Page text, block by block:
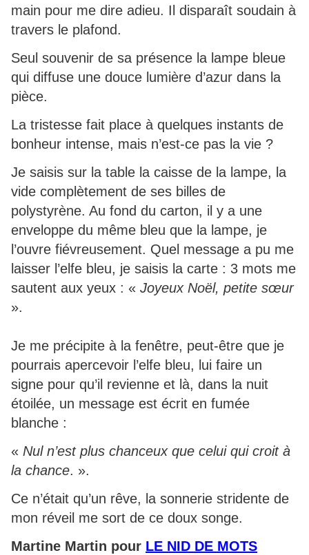
main pour me dire adieu. Il disparaît soudain à
travers le plafond.
Seul souvenir de sa présence la lampe bleue
qui diffuse une douce lumière d’azur dans la
pièce.
La tristesse fait place à quelques instants de
bonheur intense, mais n’est-ce pas la vie ?
Je saisis sur la table la caisse de la lampe, la
vide complètement de ses billes de
polystyrène. Au fond du carton, il y a une
enveloppe du même bleu que la lampe, je
l’ouvre fiévreusement. Quel message a pu me
laisser l’elfe bleu, je saisis la carte : 3 mots me
sautent aux yeux : « Joyeux Noël, petite sœur
».
Je me précipite à la fenêtre, peut-être que je
pourrais apercevoir l’elfe bleu, lui faire un
signe pour qu’il revienne et là, dans la nuit
étoilée, un message est écrit en fumée
blanche :
« Nul n’est plus chanceux que celui qui croit à
la chance. ».
Ce n’était qu’un rêve, la sonnerie stridente de
mon réveil me sort de ce doux songe.
Martine Martin pour LE NID DE MOTS